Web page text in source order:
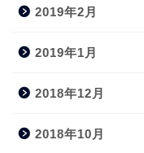
2019年2月
2019年1月
2018年12月
2018年10月